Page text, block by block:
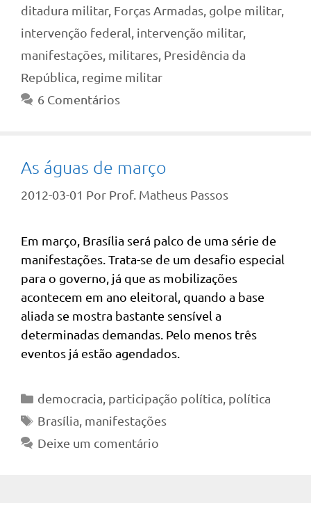
ditadura militar, Forças Armadas golpe militar,
intervenção federal intervenção militar,
manifestações militares Presidência da
República regime militar
6 Comentários
As águas de março
2012-03-01 Por Prof. Matheus Passos
Em março, Brasília será palco de uma série de
manifestações. Trata-se de um desafio especial
para o governo, já que as mobilizações
acontecem em ano eleitoral, quando a base
aliada se mostra bastante sensível a
determinadas demandas. Pelo menos três
eventos já estão agendados.
Categorias
democracia participação política política
Tags
Brasília manifestações
Deixe um comentário